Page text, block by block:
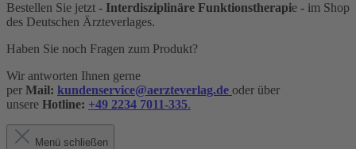
Bestellen Sie jetzt - Interdisziplinäre Funktionstherapie - im Shop
des Deutschen Ärzteverlages.
Haben Sie noch Fragen zum Produkt?
Wir antworten Ihnen gerne
per Mail: kundenservice@aerzteverlag.de oder über
unsere Hotline: +49 2234 7011-335.
Menü schließen